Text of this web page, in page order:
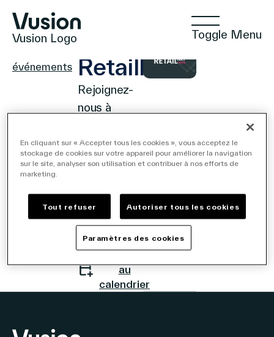
Vusion Logo Toggle Menu
Solutions
Insights
Commerce Positif
événements
RetailNXT
Rejoignez-
nous à
septembre
11, 2024 -
septembre
12, 2024
Allemagne
En savoir
Ajouter
au
calendrier
En cliquant sur « Accepter tous les cookies », vous acceptez le
stockage de cookies sur votre appareil pour améliorer la navigation
sur le site, analyser son utilisation et contribuer à nos efforts de
marketing.
Tout refuser Autoriser tous les cookies
Paramètres des cookies